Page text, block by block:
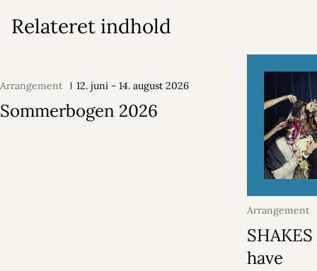
Relateret indhold
Arrangement 12. juni - 14. august 2026
Sommerbogen 2026
Arrangement
2026
have